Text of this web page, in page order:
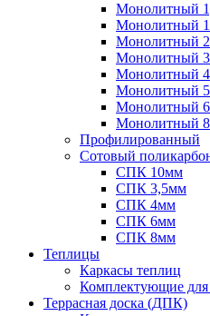
Монолитный
Монолитный
Монолитный
Монолитный
Монолитный
Монолитный
Монолитный
Монолитный
Профилированный
Сотовый
СПК 10мм
СПК 3,5мм
СПК 4мм
СПК 6мм
СПК 8мм
Теплицы
Каркасы теплиц
Комплектующие для
Террасная доска (ДПК)